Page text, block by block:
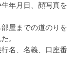
年月日、顔写真を
屋までの道のりを
。
名、名義、口座番